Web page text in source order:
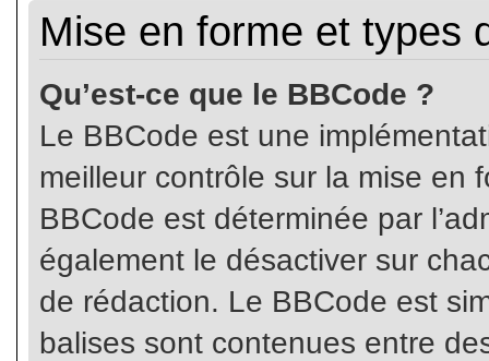
Mise en forme et types
Qu’est-ce que le BBCode ?
Le BBCode est une
meilleur contrôle sur la mise en
BBCode est déterminée par
également le désactiver sur
de rédaction. Le BBCode est
balises sont contenues entre